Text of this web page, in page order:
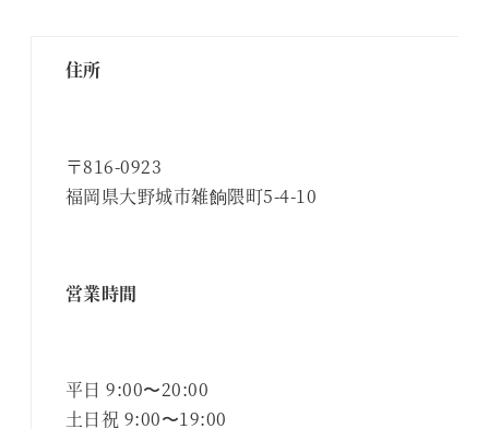
住所
〒816-0923
福岡県大野城市雑餉隈町5-4-10
営業時間
平日 9:00〜20:00
土日祝 9:00〜19:00